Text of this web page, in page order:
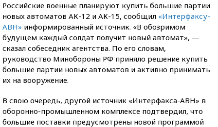
Российские военные планируют купить большие партии
новых автоматов АК-12 и АК-15, сообщил «Интерфаксу-
АВН» информированный источник. «В обозримом
будущем каждый солдат получит новый автомат», —
сказал собеседник агентства. По его словам,
руководство Минобороны РФ приняло решение купить
большие партии новых автоматов и активно принимать
их на вооружение.
В свою очередь, другой источник «Интерфакса-АВН» в
оборонно-промышленном комплексе подтвердил, что
большие поставки предусмотрены новой программой